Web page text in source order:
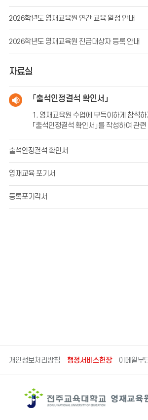
2026학년도 영재교육원 연간 교육 일정 안내
2026학년도 영재교육원 진급대상자 등록 안내
자료실
「출석인정결석 확인서」
1. 영재교육원 수업에 부득이하게 참석
「출석인정결석 확인서」를 작성하여
되며, 사유 발생 후 가능한 한 빠른 시일
주시기 바랍니다.
※ 출석인정 사유 및 제출 방법에 관한 자
으로 문의해 주시기 바랍니다.
출석인정결석 확인서
영재교육 포기서
등록포기각서
개인정보처리방침 행정서비스헌장 이메일무